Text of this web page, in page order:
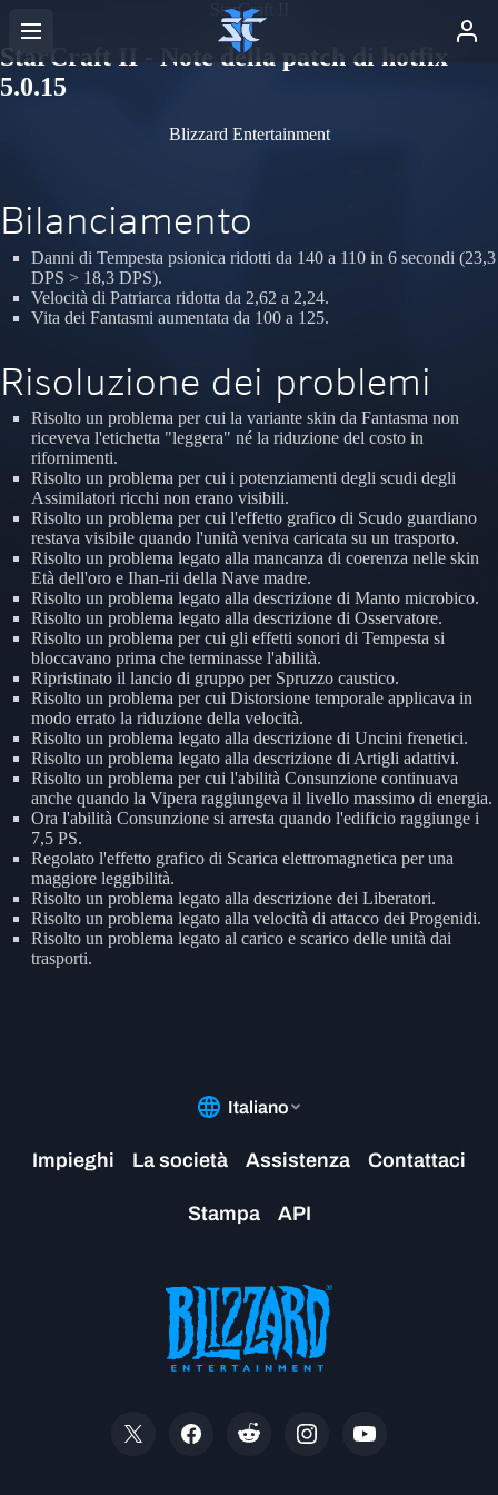
StarCraft II
StarCraft II - Note della patch di hotfix
5.0.15
Blizzard Entertainment
Bilanciamento
Danni di Tempesta psionica ridotti da 140 a 110 in 6 secondi (23,3
DPS > 18,3 DPS).
Velocità di Patriarca ridotta da 2,62 a 2,24.
Vita dei Fantasmi aumentata da 100 a 125.
Risoluzione dei problemi
Risolto un problema per cui la variante skin da Fantasma non
riceveva l'etichetta "leggera" né la riduzione del costo in
rifornimenti.
Risolto un problema per cui i potenziamenti degli scudi degli
Assimilatori ricchi non erano visibili.
Risolto un problema per cui l'effetto grafico di Scudo guardiano
restava visibile quando l'unità veniva caricata su un trasporto.
Risolto un problema legato alla mancanza di coerenza nelle skin
Età dell'oro e Ihan-rii della Nave madre.
Risolto un problema legato alla descrizione di Manto microbico.
Risolto un problema legato alla descrizione di Osservatore.
Risolto un problema per cui gli effetti sonori di Tempesta si
bloccavano prima che terminasse l'abilità.
Ripristinato il lancio di gruppo per Spruzzo caustico.
Risolto un problema per cui Distorsione temporale applicava in
modo errato la riduzione della velocità.
Risolto un problema legato alla descrizione di Uncini frenetici.
Risolto un problema legato alla descrizione di Artigli adattivi.
Risolto un problema per cui l'abilità Consunzione continuava
anche quando la Vipera raggiungeva il livello massimo di energia.
Ora l'abilità Consunzione si arresta quando l'edificio raggiunge i
7,5 PS.
Regolato l'effetto grafico di Scarica elettromagnetica per una
maggiore leggibilità.
Risolto un problema legato alla descrizione dei Liberatori.
Risolto un problema legato alla velocità di attacco dei Progenidi.
Risolto un problema legato al carico e scarico delle unità dai
trasporti.